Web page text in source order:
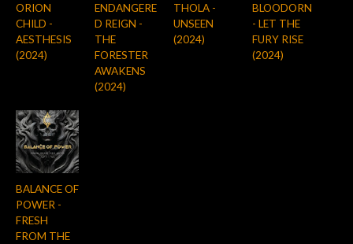
ORION
CHILD -
AESTHESIS
(2024)
ENDANGERE
D REIGN -
THE
FORESTER
AWAKENS
(2024)
THOLA -
UNSEEN
(2024)
BLOODORN
- LET THE
FURY RISE
(2024)
BALANCE OF
POWER -
FRESH
FROM THE